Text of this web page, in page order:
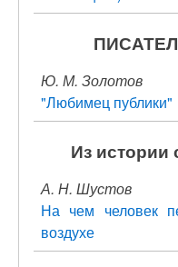
Ю. М. Золотов
"Любимец публики"
Из
А. Н. Шустов
На чем человек
воздухе